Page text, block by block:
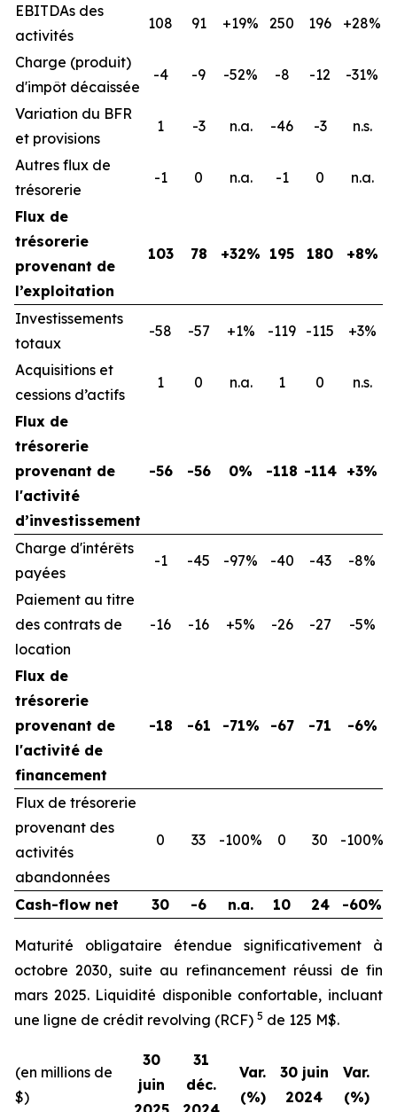
EBITDAs des
activités
108 91 +19% 250 196 +28%
Charge (produit)
d'impôt décaissée
-4 -9 -52% -8 -12 -31%
Variation du BFR
et provisions
1 -3 n.a. -46 -3 n.s.
Autres flux de
trésorerie
-1 0 n.a. -1 0 n.a.
Flux de
trésorerie
provenant de
l’exploitation
103 78 +32% 195 180 +8%
Investissements
totaux
-58 -57 +1% -119 -115 +3%
Acquisitions et
cessions d’actifs
1 0 n.a. 1 0 n.s.
Flux de
trésorerie
provenant de
l'activité
d’investissement
-56 -56 0% -118 -114 +3%
Charge d'intérêts
payées
-1 -45 -97% -40 -43 -8%
Paiement au titre
des contrats de
location
-16 -16 +5% -26 -27 -5%
Flux de
trésorerie
provenant de
l'activité de
financement
-18 -61 -71% -67 -71 -6%
Flux de trésorerie
provenant des
activités
abandonnées
0 33 -100% 0 30 -100%
Cash-flow net 30 -6 n.a. 10 24 -60%
Maturité obligataire étendue significativement à
octobre 2030, suite au refinancement réussi de fin
mars 2025. Liquidité disponible confortable, incluant
une ligne de crédit revolving (RCF) 5 de 125 M$.
(en millions de
$)
30
juin
31
déc.
Var.
(%)
30 juin
2024
Var.
(%)